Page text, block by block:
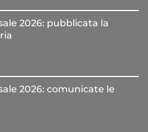
2026: pubblicata la
2026: comunicate le